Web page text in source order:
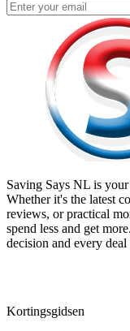
Saving Says NL is
Whether it's the latest
reviews, or practical
spend less and get
decision and every
Kortingsgidsen